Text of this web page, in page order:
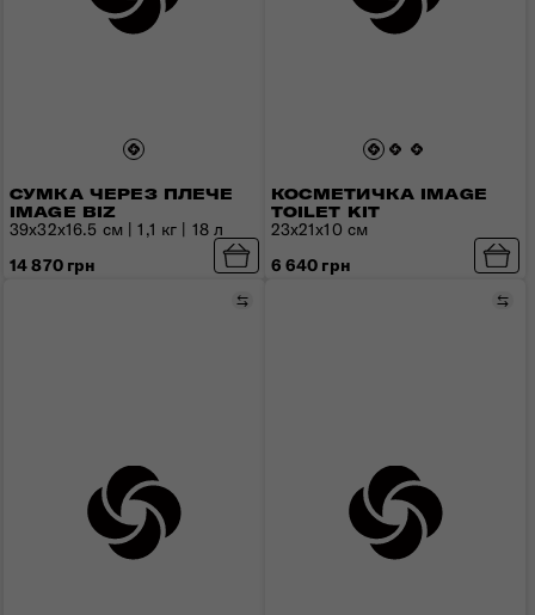
СУМКА ЧЕРЕЗ ПЛЕЧЕ
IMAGE BIZ
39x32x16.5 см | 1,1 кг | 18 л
14 870 грн
КОСМЕТИЧКА IMAGE
TOILET KIT
23х21х10 см
6 640 грн
Порівняти